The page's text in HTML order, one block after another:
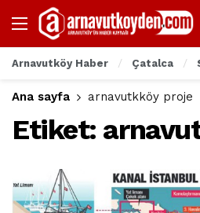
Arnavutköy Haber Çatalca
Ana sayfa arnavutkköy proje
Etiket: